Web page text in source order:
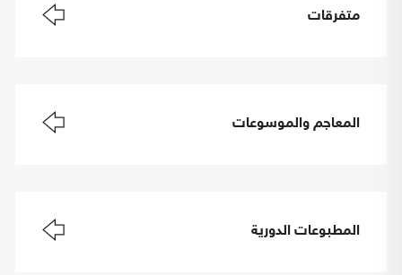
متفرقات
المعاجم والموسوعات
المطبوعات الدورية